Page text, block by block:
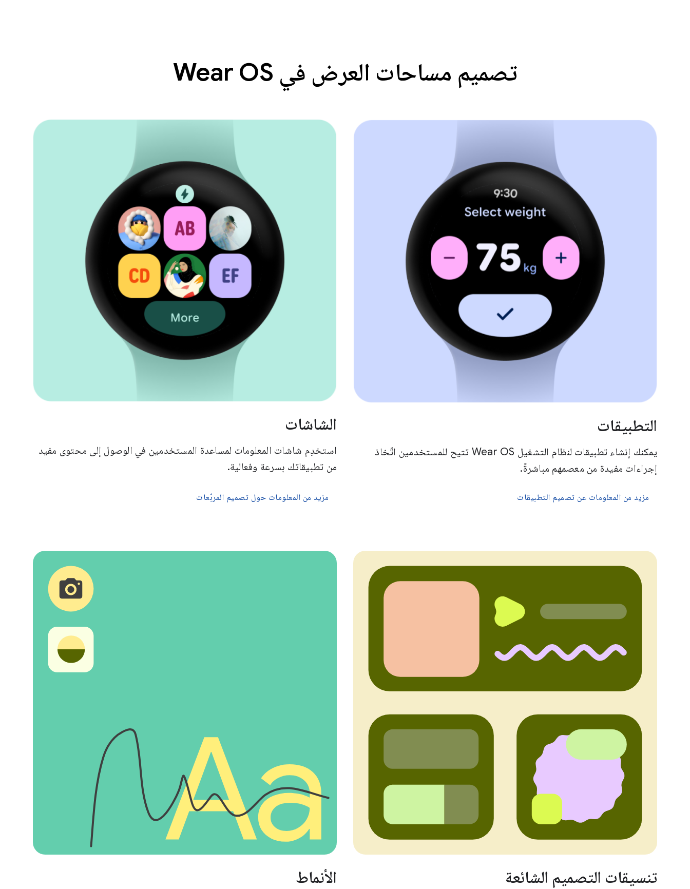
تصميم مساحات العرض في Wear OS
التطبيقات
يمكنك إنشاء تطبيقات لنظام التشغيل Wear OS تتيح للمستخدمين اتّخاذ
إجراءات مفيدة من معصمهم مباشرةً.
مزيد من المعلومات عن تصميم التطبيقات
الشاشات
استخدِم شاشات المعلومات لمساعدة المستخدمين في الوصول إلى محتوى مفيد
من تطبيقاتك بسرعة وفعالية.
مزيد من المعلومات حول تصميم المربّعات
تنسيقات التصميم الشائعة الأنماط